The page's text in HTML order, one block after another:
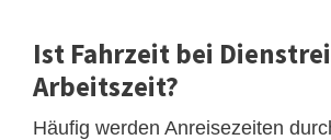
Ist Fahrzeit bei
Arbeitszeit?
Häufig werden Anreisezeiten